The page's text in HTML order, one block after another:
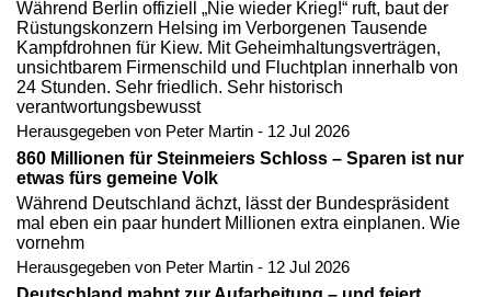
Während Berlin offiziell „Nie wieder Krieg!“ ruft, baut der
Rüstungskonzern Helsing im Verborgenen Tausende
Kampfdrohnen für Kiew. Mit Geheimhaltungsverträgen,
unsichtbarem Firmenschild und Fluchtplan innerhalb von
24 Stunden. Sehr friedlich. Sehr historisch
verantwortungsbewusst
Herausgegeben von Peter Martin - 12 Jul 2026
860 Millionen für Steinmeiers Schloss – Sparen ist nur
etwas fürs gemeine Volk
Während Deutschland ächzt, lässt der Bundespräsident
mal eben ein paar hundert Millionen extra einplanen. Wie
vornehm
Herausgegeben von Peter Martin - 12 Jul 2026